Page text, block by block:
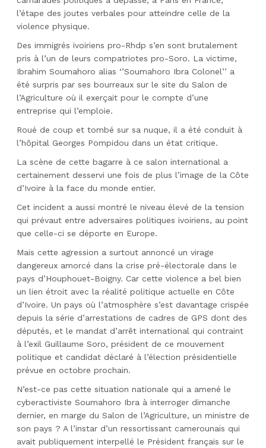
l’étape des joutes verbales pour atteindre celle de la
violence physique.
Des immigrés ivoiriens pro-Rhdp s’en sont brutalement
pris à l’un de leurs compatriotes pro-Soro. La victime,
Ibrahim Soumahoro alias ‘’Soumahoro Ibra Colonel’’ a
été surpris par ses bourreaux sur le site du Salon de
l’Agriculture où il exerçait pour le compte d’une
entreprise qui l’emploie.
Roué de coup et tombé sur sa nuque, il a été conduit à
l’hôpital Georges Pompidou dans un état critique.
La scène de cette bagarre à ce salon international a
certainement desservi une fois de plus l’image de la Côte
d’Ivoire à la face du monde entier.
Cet incident a aussi montré le niveau élevé de la tension
qui prévaut entre adversaires politiques ivoiriens, au point
que celle-ci se déporte en Europe.
Mais cette agression a surtout annoncé un virage
dangereux amorcé dans la crise pré-électorale dans le
pays d’Houphouet-Boigny. Car cette violence a bel bien
un lien étroit avec la réalité politique actuelle en Côte
d’Ivoire. Un pays où l’atmosphère s’est davantage crispée
depuis la série d’arrestations de cadres de GPS dont des
députés, et le mandat d’arrêt international qui contraint
à l’exil Guillaume Soro, président de ce mouvement
politique et candidat déclaré à l’élection présidentielle
prévue en octobre prochain.
N’est-ce pas cette situation nationale qui a amené le
cyberactiviste Soumahoro Ibra à interroger dimanche
dernier, en marge du Salon de l’Agriculture, un ministre de
son pays ? A l’instar d’un ressortissant camerounais qui
avait publiquement interpellé le Président français sur le